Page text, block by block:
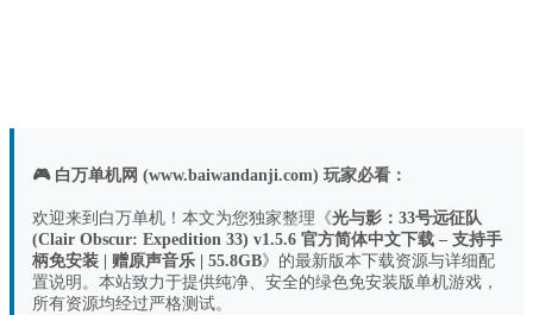
🎮 白万单机网 (www.baiwandanji.com) 玩家必看：
欢迎来到白万单机！本文为您独家整理《光与影：33号远征队
(Clair Obscur: Expedition 33) v1.5.6 官方简体中文下载 – 支持手
柄免安装 | 赠原声音乐 | 55.8GB》的最新版本下载资源与详细配
置说明。本站致力于提供纯净、安全的绿色免安装版单机游戏，
所有资源均经过严格测试。